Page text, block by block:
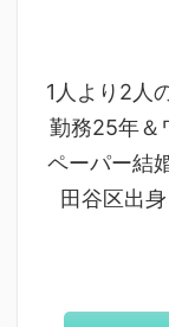
1人より2人
勤務25年＆
ペーパー結
田谷区出